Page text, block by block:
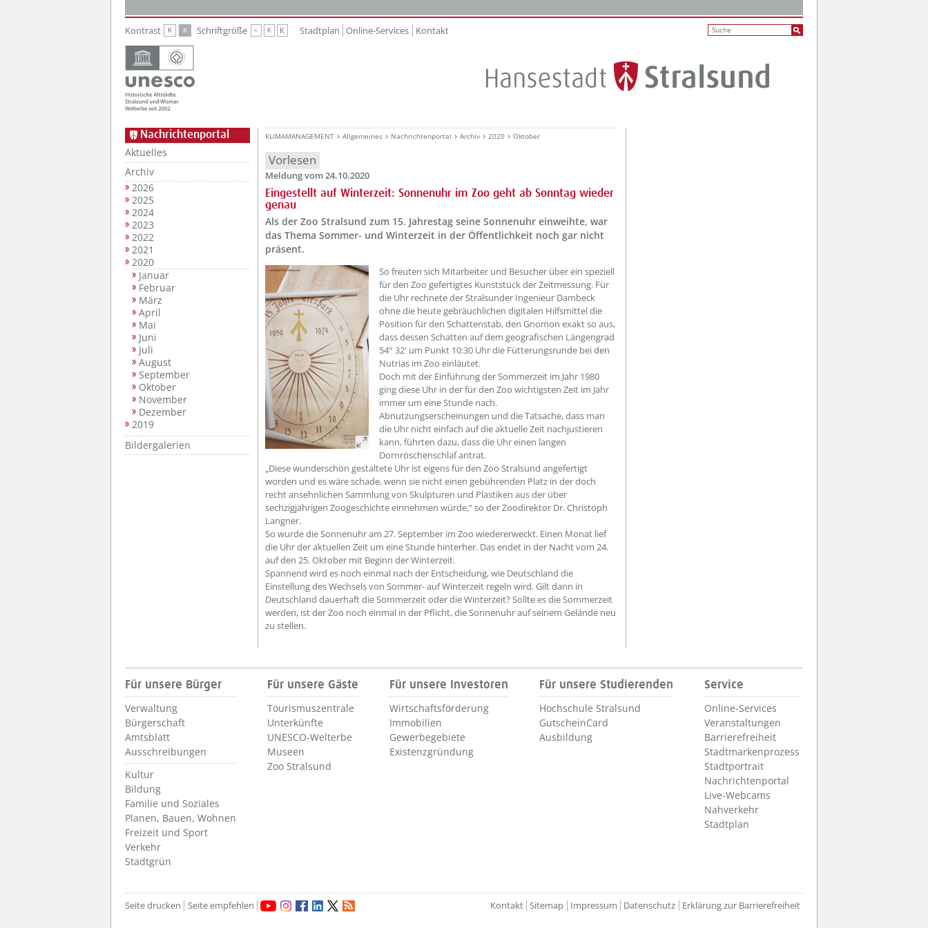
Kontrast K K Schriftgröße K K K Stadtplan Online-Services Kontakt
Nachrichtenportal
Aktuelles
Archiv
2026
2025
2024
2023
2022
2021
2020
Januar
Februar
März
April
Mai
Juni
Juli
August
September
Oktober
November
Dezember
2019
Bildergalerien
KLIMAMANAGEMENT Allgemeines Nachrichtenportal Archiv 2020 Oktober
Vorlesen
Meldung vom 24.10.2020
Eingestellt auf Winterzeit: Sonnenuhr im Zoo geht ab Sonntag wieder
genau
Als der Zoo Stralsund zum 15. Jahrestag seine Sonnenuhr einweihte, war
das Thema Sommer- und Winterzeit in der Öffentlichkeit noch gar nicht
präsent.
So freuten sich Mitarbeiter und Besucher über ein speziell
für den Zoo gefertigtes Kunststück der Zeitmessung. Für
die Uhr rechnete der Stralsunder Ingenieur Dambeck
ohne die heute gebräuchlichen digitalen Hilfsmittel die
Position für den Schattenstab, den Gnomon exakt so aus,
dass dessen Schatten auf dem geografischen Längengrad
54° 32' um Punkt 10:30 Uhr die Fütterungsrunde bei den
Nutrias im Zoo einläutet.
Doch mit der Einführung der Sommerzeit im Jahr 1980
ging diese Uhr in der für den Zoo wichtigsten Zeit im Jahr
immer um eine Stunde nach.
Abnutzungserscheinungen und die Tatsache, dass man
die Uhr nicht einfach auf die aktuelle Zeit nachjustieren
kann, führten dazu, dass die Uhr einen langen
Dornröschenschlaf antrat.
„Diese wunderschön gestaltete Uhr ist eigens für den Zoo Stralsund angefertigt
worden und es wäre schade, wenn sie nicht einen gebührenden Platz in der doch
recht ansehnlichen Sammlung von Skulpturen und Plastiken aus der über
sechzigjährigen Zoogeschichte einnehmen würde,“ so der Zoodirektor Dr. Christoph
Langner.
So wurde die Sonnenuhr am 27. September im Zoo wiedererweckt. Einen Monat lief
die Uhr der aktuellen Zeit um eine Stunde hinterher. Das endet in der Nacht vom 24.
auf den 25. Oktober mit Beginn der Winterzeit.
Spannend wird es noch einmal nach der Entscheidung, wie Deutschland die
Einstellung des Wechsels von Sommer- auf Winterzeit regeln wird. Gilt dann in
Deutschland dauerhaft die Sommerzeit oder die Winterzeit? Sollte es die Sommerzeit
werden, ist der Zoo noch einmal in der Pflicht, die Sonnenuhr auf seinem Gelände neu
zu stellen.
Für unsere Bürger
Verwaltung
Bürgerschaft
Amtsblatt
Ausschreibungen
Kultur
Bildung
Familie und Soziales
Planen, Bauen, Wohnen
Freizeit und Sport
Verkehr
Stadtgrün
Für unsere Gäste
Tourismuszentrale
Unterkünfte
UNESCO-Welterbe
Museen
Zoo Stralsund
Für unsere Investoren
Wirtschaftsförderung
Immobilien
Gewerbegebiete
Existenzgründung
Für unsere Studierenden
Hochschule Stralsund
GutscheinCard
Ausbildung
Service
Online-Services
Veranstaltungen
Barrierefreiheit
Stadtmarkenprozess
Stadtportrait
Nachrichtenportal
Live-Webcams
Nahverkehr
Stadtplan
Seite drucken Seite empfehlen Kontakt Sitemap Impressum Datenschutz Erklärung zur Barrierefreiheit